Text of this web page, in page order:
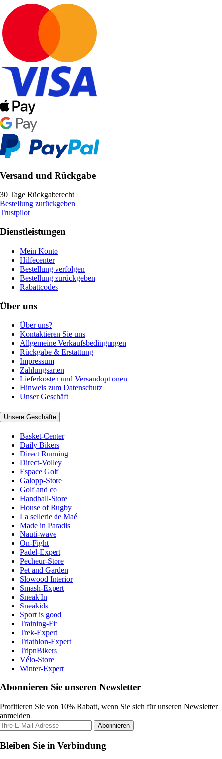
Versand und Rückgabe
30 Tage Rückgaberecht
Bestellung zurückgeben
Trustpilot
Dienstleistungen
Mein Konto
Hilfecenter
Bestellung verfolgen
Bestellung zurückgeben
Rabattcodes
Über uns
Über uns?
Kontaktieren Sie uns
Allgemeine Verkaufsbedingungen
Rückgabe & Erstattung
Impressum
Zahlungsarten
Lieferkosten und Versandoptionen
Hinweis zum Datenschutz
Unser Geschäft
Unsere Geschäfte
Basket-Center
Daily Bikers
Direct Running
Direct-Volley
Espace Golf
Galopp-Store
Golf and co
Handball-Store
House of Rugby
La sellerie de Maé
Made in Paradis
Nauti-wave
On-Fight
Padel-Expert
Pecheur-Store
Pet and Garden
Slowood Interior
Smash-Expert
Sneak'In
Sneakids
Sport is good
Training-Fit
Trek-Expert
Triathlon-Expert
TripnBikers
Vélo-Store
Winter-Expert
Abonnieren Sie unseren Newsletter
Profitieren Sie von 10% Rabatt, wenn Sie sich für unseren Newsletter
anmelden
Abonnieren
Bleiben Sie in Verbindung